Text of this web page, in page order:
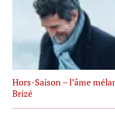
Hors-Saison – l’âme
Brizé